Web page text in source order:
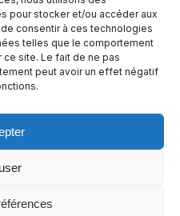
pour stocker et/ou accéder aux
consentir à ces technologies
telles que le comportement
ce site. Le fait de ne pas
peut avoir un effet négatif
documents
des quartiers
6